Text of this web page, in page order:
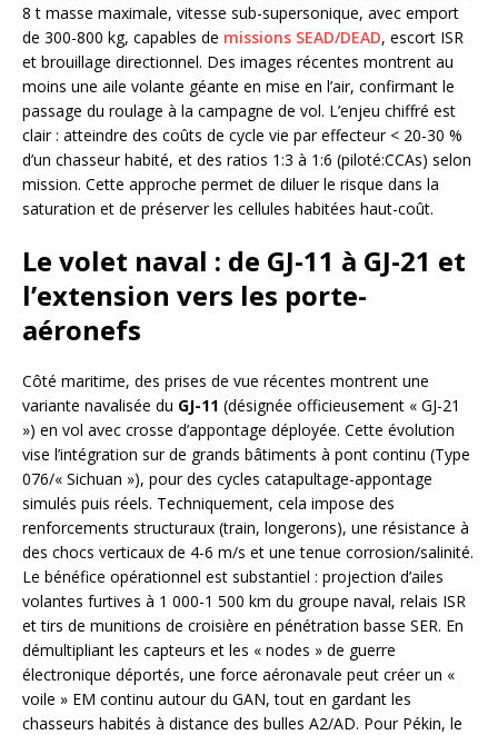
8 t masse maximale, vitesse sub-supersonique, avec emport
de 300-800 kg, capables de missions SEAD/DEAD, escort ISR
et brouillage directionnel. Des images récentes montrent au
moins une aile volante géante en mise en l’air, confirmant le
passage du roulage à la campagne de vol. L’enjeu chiffré est
clair : atteindre des coûts de cycle vie par effecteur < 20-30 %
d’un chasseur habité, et des ratios 1:3 à 1:6 (piloté:CCAs) selon
mission. Cette approche permet de diluer le risque dans la
saturation et de préserver les cellules habitées haut-coût.
Le volet naval : de GJ-11 à GJ-21 et
l’extension vers les porte-
aéronefs
Côté maritime, des prises de vue récentes montrent une
variante navalisée du GJ-11 (désignée officieusement « GJ-21
») en vol avec crosse d’appontage déployée. Cette évolution
vise l’intégration sur de grands bâtiments à pont continu (Type
076/« Sichuan »), pour des cycles catapultage-appontage
simulés puis réels. Techniquement, cela impose des
renforcements structuraux (train, longerons), une résistance à
des chocs verticaux de 4-6 m/s et une tenue corrosion/salinité.
Le bénéfice opérationnel est substantiel : projection d’ailes
volantes furtives à 1 000-1 500 km du groupe naval, relais ISR
et tirs de munitions de croisière en pénétration basse SER. En
démultipliant les capteurs et les « nodes » de guerre
électronique déportés, une force aéronavale peut créer un «
voile » EM continu autour du GAN, tout en gardant les
chasseurs habités à distance des bulles A2/AD. Pour Pékin, le